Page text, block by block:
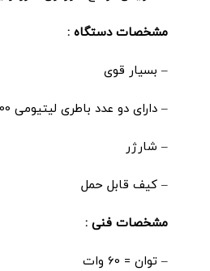
مشخصات دستگاه :
– بسیار قوی
– دارای دو عدد باطری لیتیومی 1300 وات
– شارژر
– کیف قابل حمل
مشخصات فنی :
– توان = 60 وات